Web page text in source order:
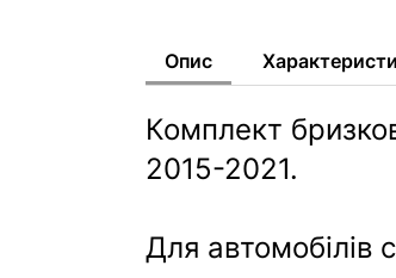
Опис
Комплект
2015-2021.
Для